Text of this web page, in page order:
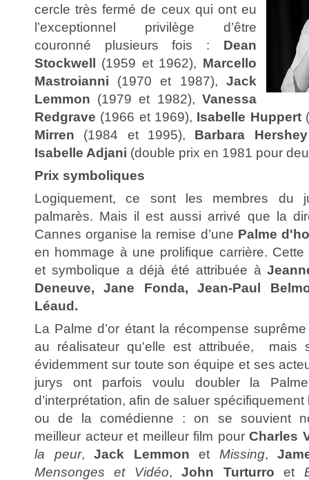
cercle très fermé de ceux qui ont eu
l’exceptionnel privilège d’être
couronné plusieurs fois : Dean
Stockwell (1959 et 1962), Marcello
Mastroianni (1970 et 1987), Jack
Lemmon (1979 et 1982), Vanessa
Redgrave (1966 et 1969), Isabelle Huppert
Mirren (1984 et 1995), Barbara Hershey
Isabelle Adjani (double prix en 1981 pour
Prix symboliques
Logiquement, ce sont les membres du
palmarès. Mais il est aussi arrivé que la
Cannes organise la remise d’une Palme
en hommage à une prolifique carrière.
et symbolique a déjà été attribuée à
Deneuve, Jane Fonda, Jean-Paul
Léaud.
La Palme d’or étant la récompense
au réalisateur qu'elle est attribuée, mais
évidemment sur toute son équipe et ses
jurys ont parfois voulu doubler la
d’interprétation, afin de saluer
ou de la comédienne : on se souvient
meilleur acteur et meilleur film pourCharles
la peur, Jack Lemmon et Missing,
Mensonges et Vidéo,John Turturroet